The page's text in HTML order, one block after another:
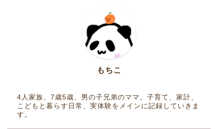
もちこ
4人家族、7歳5歳、男の子兄弟のママ。子育て、家計、
こどもと暮らす日常、実体験をメインに記録していきま
す。